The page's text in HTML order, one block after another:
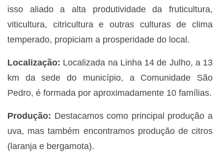
isso aliado a alta produtividade da fruticultura,
viticultura, citricultura e outras culturas de clima
temperado, propiciam a prosperidade do local.
Localização: Localizada na Linha 14 de Julho, a 13
km da sede do município, a Comunidade São
Pedro, é formada por aproximadamente 10 famílias.
Produção: Destacamos como principal produção a
uva, mas também encontramos produção de citros
(laranja e bergamota).